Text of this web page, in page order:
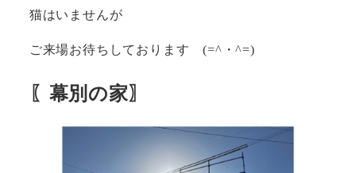
猫はいませんが
ご来場お待ちしております (=^・^=)
〖幕別の家〗